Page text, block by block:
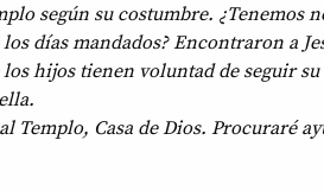
según su costumbre. ¿Tenemos
días mandados? Encontraron a
hijos tienen voluntad de seguir
Templo, Casa de Dios. Procuraré